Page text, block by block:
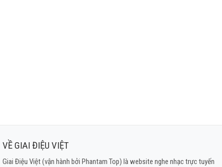
VỀ GIAI ĐIỆU VIỆT
Giai Điệu Việt (vận hành bởi Phantam Top) là website nghe nhạc trực tuyến